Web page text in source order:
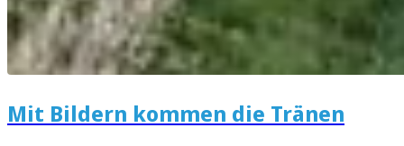
Mit Bildern kommen die Tränen